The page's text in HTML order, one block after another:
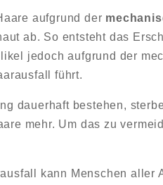
aufgrund der
ab. So entsteht das
jedoch aufgrund der
führt.
dauerhaft bestehen,
mehr. Um das zu
kann Menschen aller